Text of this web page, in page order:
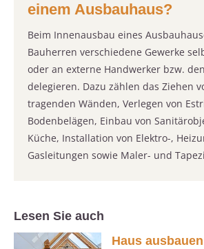
einem Ausbauhaus?
Beim Innenausbau eines
Bauherren verschiedene Gewerke
oder an externe Handwerker bzw.
delegieren. Dazu zählen das Ziehen
tragenden Wänden, Verlegen von
Bodenbelägen, Einbau von
Küche, Installation von Elektro-,
Gasleitungen sowie Maler- und
Lesen Sie auch
Haus